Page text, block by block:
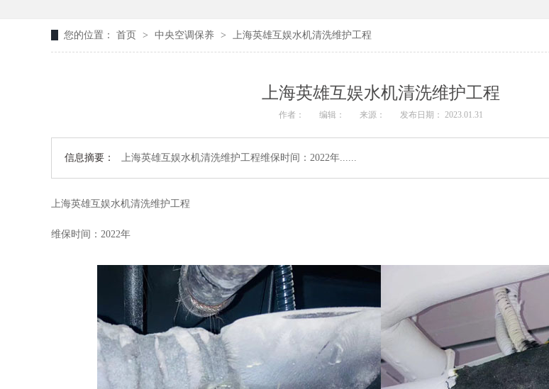
您的位置： 首页 > 中央空调保养 > 上海英雄互娱水机清洗维护工程
上海英雄互娱水机清洗维护工程
作者： 编辑： 来源： 发布日期： 2023.01.31
信息摘要： 上海英雄互娱水机清洗维护工程维保时间：2022年......
上海英雄互娱水机清洗维护工程
维保时间：2022年